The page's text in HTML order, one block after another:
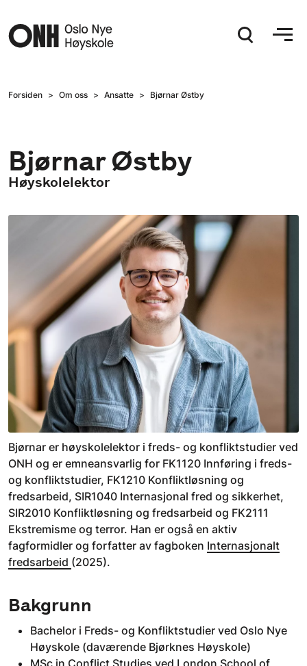
Forsiden Om oss Ansatte Bjørnar Østby
Bjørnar Østby
Høyskolelektor
Bjørnar er høyskolelektor i freds- og konfliktstudier ved
ONH og er emneansvarlig for FK1120 Innføring i freds-
og konfliktstudier, FK1210 Konfliktløsning og
fredsarbeid, SIR1040 Internasjonal fred og sikkerhet,
SIR2010 Konfliktløsning og fredsarbeid og FK2111
Ekstremisme og terror. Han er også en aktiv
fagformidler og forfatter av fagboken Internasjonalt
fredsarbeid (2025).
Bakgrunn
Bachelor i Freds- og Konfliktstudier ved Oslo Nye
Høyskole (daværende Bjørknes Høyskole)